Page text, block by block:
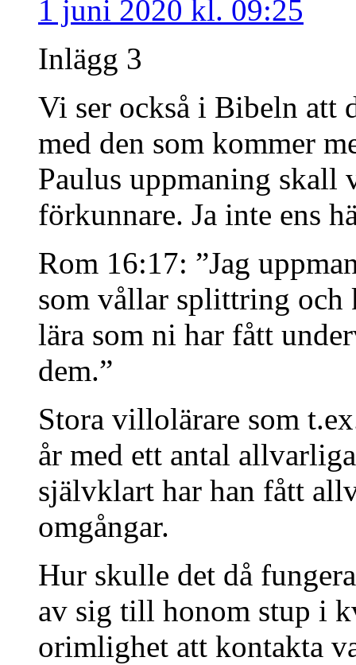
1 juni 2020 kl. 09:25
Inlägg 3
Vi ser också i Bibeln att
med den som kommer
Paulus uppmaning skall
förkunnare. Ja inte ens
Rom 16:17: ”Jag
som vållar splittring
lära som ni har fått
dem.”
Stora villolärare som
år med ett antal
självklart har han fått
omgångar.
Hur skulle det då
av sig till honom stup i
orimlighet att kontakta